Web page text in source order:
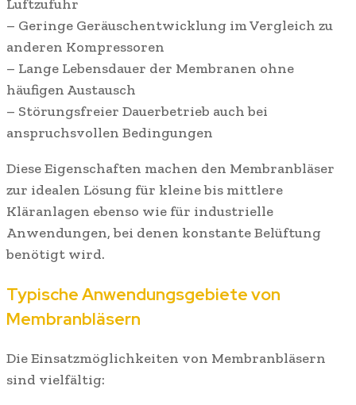
Luftzufuhr
– Geringe Geräuschentwicklung im Vergleich zu
anderen Kompressoren
– Lange Lebensdauer der Membranen ohne
häufigen Austausch
– Störungsfreier Dauerbetrieb auch bei
anspruchsvollen Bedingungen
Diese Eigenschaften machen den Membranbläser
zur idealen Lösung für kleine bis mittlere
Kläranlagen ebenso wie für industrielle
Anwendungen, bei denen konstante Belüftung
benötigt wird.
Typische Anwendungsgebiete von
Membranbläsern
Die Einsatzmöglichkeiten von Membranbläsern
sind vielfältig: